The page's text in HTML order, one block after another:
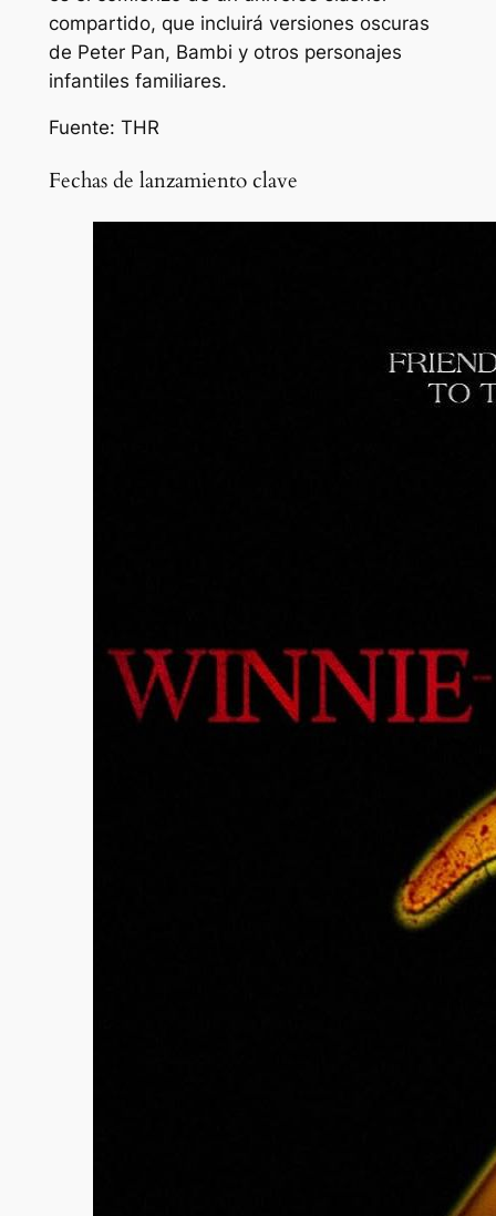
compartido, que incluirá versiones oscuras
de Peter Pan, Bambi y otros personajes
infantiles familiares.
Fuente: THR
Fechas de lanzamiento clave